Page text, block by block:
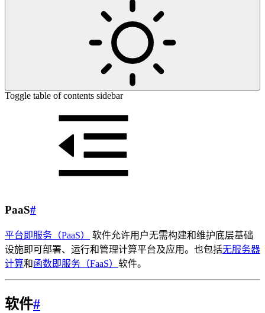
Toggle table of contents sidebar
PaaS#
平台即服务（PaaS）
软件允许用户无需构建和维护底层基础
设施即可部署、运行和管理计算平台及应用。也包括无服务器
计算和函数即服务（FaaS） 软件。
软件#